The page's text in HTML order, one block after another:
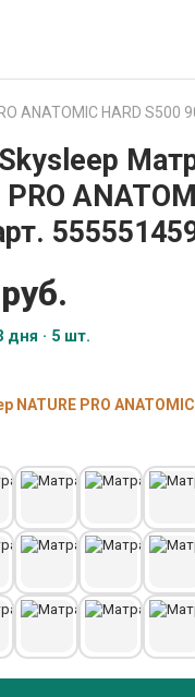
ANATOMIC HARD S500
PRO
дня · 5 шт.
NATURE PRO